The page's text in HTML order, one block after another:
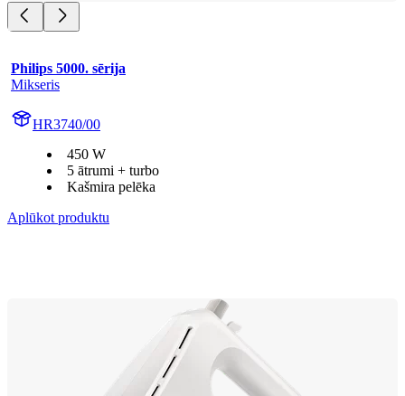
Philips 5000. sērija
Mikseris
HR3740/00
450 W
5 ātrumi + turbo
Kašmira pelēka
Aplūkot produktu